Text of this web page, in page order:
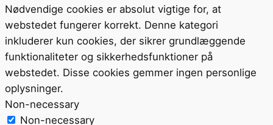
Nødvendige cookies er absolut vigtige for, at
webstedet fungerer korrekt. Denne kategori
inkluderer kun cookies, der sikrer grundlæggende
funktionaliteter og sikkerhedsfunktioner på
webstedet. Disse cookies gemmer ingen personlige
oplysninger.
Non-necessary
Non-necessary